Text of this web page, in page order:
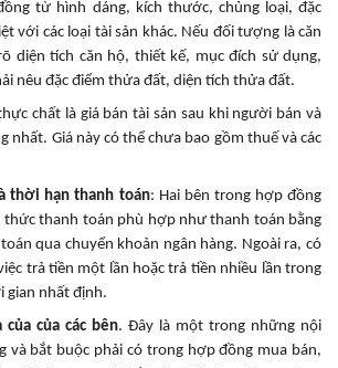
từ hình dáng, kích thước, chủng loại, đặc
với các loại tài sản khác. Nếu đối tượng là căn
diện tích căn hộ, thiết kế, mục đích sử dụng,
nêu đặc điểm thửa đất, diện tích thửa đất.
chất là giá bán tài sản sau khi người bán và
nhất. Giá này có thể chưa bao gồm thuế và các
thời hạn thanh toán: Hai bên trong hợp đồng
thức thanh toán phù hợp như thanh toán bằng
qua chuyển khoản ngân hàng. Ngoài ra, có
trả tiền một lần hoặc trả tiền nhiều lần trong
gian nhất định.
của của các bên. Đây là một trong những nội
và bắt buộc phải có trong hợp đồng mua bán,